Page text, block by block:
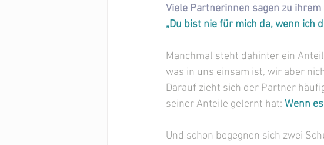
Viele Partnerinnen sagen zu ihrem
„Du bist nie für mich da, wenn ich
Manchmal steht dahinter ein
was in uns einsam ist, wir aber
Darauf zieht sich der Partner
seiner Anteile gelernt hat: Wenn
Und schon begegnen sich zwei